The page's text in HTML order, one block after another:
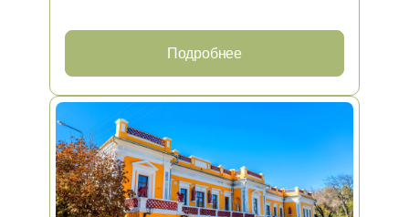
Подробнее